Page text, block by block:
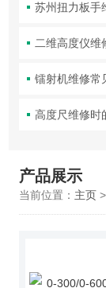
苏州扭力板手
二维高度仪维
镭射机维修常
高度尺维修时
产品展示
当前位置： 主页>